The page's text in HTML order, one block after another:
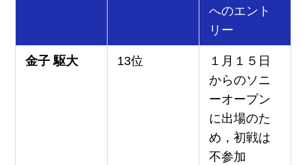
へのエント
リー
金子 駆大 13位
１月１５日
からのソニ
ーオープン
に出場のた
め，初戦は
不参加